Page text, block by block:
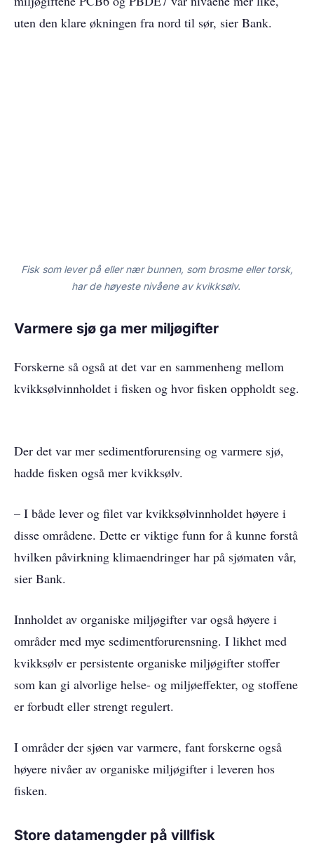
uten den klare økningen fra nord til sør, sier Bank.
Fisk som lever på eller nær bunnen, som brosme eller torsk,
har de høyeste nivåene av kvikksølv.
Varmere sjø ga mer miljøgifter
Forskerne så også at det var en sammenheng mellom
kvikksølvinnholdet i fisken og hvor fisken oppholdt seg.
Der det var mer sedimentforurensing og varmere sjø,
hadde fisken også mer kvikksølv.
– I både lever og filet var kvikksølvinnholdet høyere i
disse områdene. Dette er viktige funn for å kunne forstå
hvilken påvirkning klimaendringer har på sjømaten vår,
sier Bank.
Innholdet av organiske miljøgifter var også høyere i
områder med mye sedimentforurensning. I likhet med
kvikksølv er persistente organiske miljøgifter stoffer
som kan gi alvorlige helse- og miljøeffekter, og stoffene
er forbudt eller strengt regulert.
I områder der sjøen var varmere, fant forskerne også
høyere nivåer av organiske miljøgifter i leveren hos
fisken.
Store datamengder på villfisk